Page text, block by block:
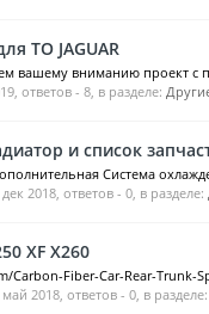
ТО JAGUAR
вашему вниманию проект с
, ответов - 8, в разделе:
и список
Система
2018, ответов - 0, в разделе:
XF X260
Fiber-Car-Rear-Trunk-
май 2018, ответов - 0, в разделе: